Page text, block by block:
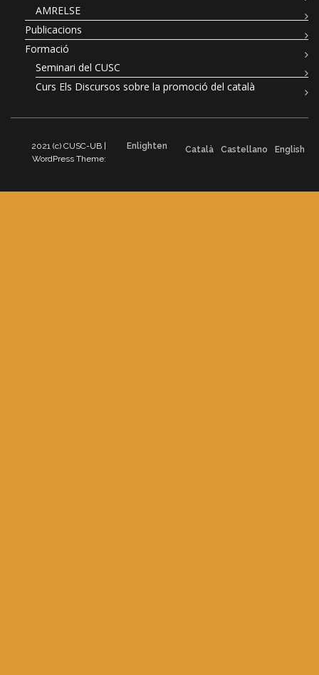
AMRELSE
Publicacions
Formació
Seminari del CUSC
Curs Els Discursos sobre la promoció del català
2021 (c) CUSC-UB |
WordPress Theme:
Enlighten Català Castellano English